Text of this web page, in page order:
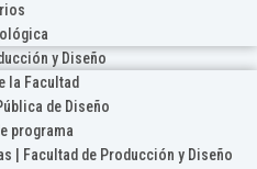
y Diseño
la Facultad
de Diseño
programa
| Facultad de Producción y Diseño